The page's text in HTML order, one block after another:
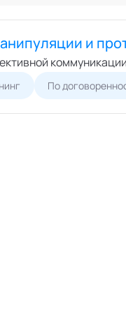
организации
и
По